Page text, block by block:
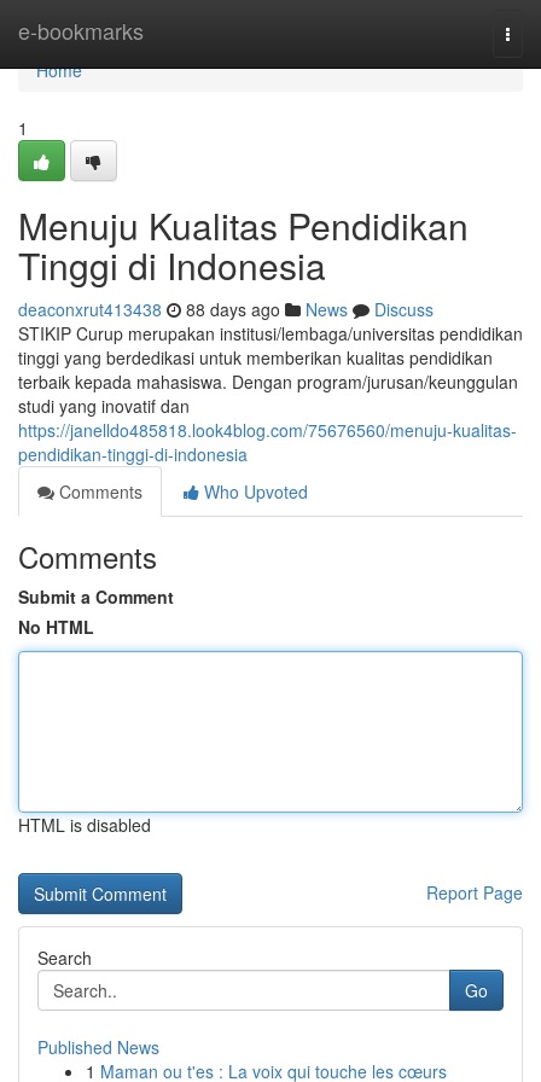
e-bookmarks
Home
Home
1
Menuju Kualitas Pendidikan
Tinggi di Indonesia
deaconxrut413438 88 days ago News
Discuss
STIKIP Curup merupakan institusi/lembaga/universitas pendidikan
tinggi yang berdedikasi untuk memberikan kualitas pendidikan
terbaik kepada mahasiswa. Dengan program/jurusan/keunggulan
studi yang inovatif dan
https://janelldo485818.look4blog.com/75676560/menuju-kualitas-
pendidikan-tinggi-di-indonesia
Comments
Who Upvoted
Comments
Submit a Comment
No HTML
HTML is disabled
Report Page
Search
Go
Published News
1 Maman ou t'es : La voix qui touche les cœurs